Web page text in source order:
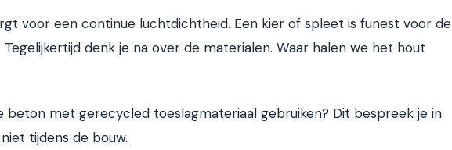
voor een continue luchtdichtheid. Een kier of spleet is funest voor de
Tegelijkertijd denk je na over de materialen. Waar halen we het hout
beton met gerecycled toeslagmateriaal gebruiken? Dit bespreek je in
tijdens de bouw.